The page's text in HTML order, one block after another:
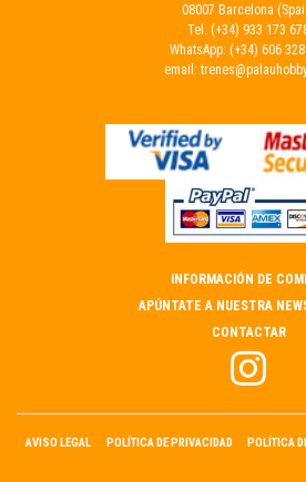
08007 Barcelona
Tel. (+34) 933 173
WhatsApp: (+34) 606
email:
INFORMACIÓN DE
APÚNTATE A NUESTRA
CONTACTAR
AVISO LEGAL POLÍTICA DE PRIVACIDAD POLÍTICA